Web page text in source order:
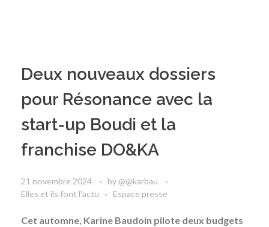
Deux nouveaux dossiers
pour Résonance avec la
start-up Boudi et la
franchise DO&KA
21 novembre 2024 by @@karbau
Elles et ils font l'actu
Espace presse
Cet automne, Karine Baudoin pilote deux budgets